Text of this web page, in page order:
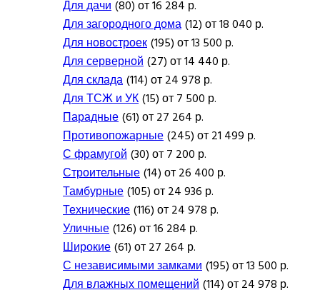
Для дачи(80) от 16 284 р.
Для загородного дома(12) от 18 040 р.
Для новостроек(195) от 13 500 р.
Для серверной(27) от 14 440 р.
Для склада(114) от 24 978 р.
Для ТСЖ и УК(15) от 7 500 р.
Парадные(61) от 27 264 р.
Противопожарные(245) от 21 499 р.
С фрамугой(30) от 7 200 р.
Строительные(14) от 26 400 р.
Тамбурные(105) от 24 936 р.
Технические(116) от 24 978 р.
Уличные(126) от 16 284 р.
Широкие(61) от 27 264 р.
С независимыми замками(195) от 13 500 р.
Для влажных помещений(114) от 24 978 р.